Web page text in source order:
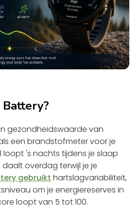
gezondheidswaarde van
een brandstofmeter voor je
loopt 's nachts tijdens je slaap
overdag terwijl je je
gebruikt hartslagvariabiliteit,
om je energiereserves in
loopt van 5 tot 100.